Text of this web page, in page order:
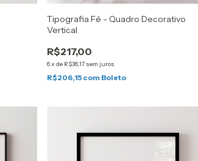
Tipografia Fé - Quadro Decorativo
Vertical
R$217,00
6x de R$36,17 sem juros
R$206,15 com Boleto